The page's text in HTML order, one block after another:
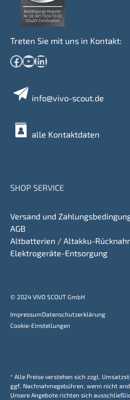
Treten Sie mit uns in Kontakt:
Facebook YouTube LinkedIn
info@vivo-scout.de
alle Kontaktdaten
SHOP SERVICE
Versand und
AGB
Altbatterien / Altakku-
Elektrogeräte-Entsorgung
© 2024 VIVO SCOUT GmbH
ImpressumDatenschutzerklärung
Cookie-Einstellungen
* Alle Preise verstehen sich zzgl.
ggf. Nachnahmegebühren, wenn nicht
Unsere Angebote richten sich